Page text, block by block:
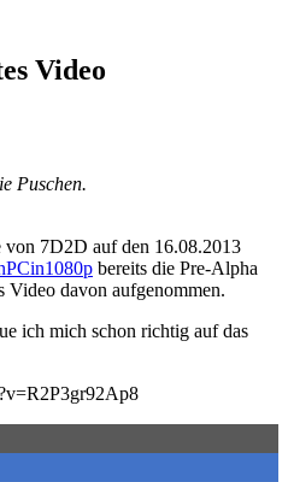
Video
Puschen.
von 7D2D auf den 16.08.2013
bereits die Pre-Alpha
Video davon aufgenommen.
ich mich schon richtig auf das